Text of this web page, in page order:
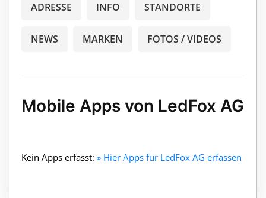
ADRESSE INFO STANDORTE
NEWS MARKEN FOTOS / VIDEOS
Mobile Apps von LedFox AG
Kein Apps erfasst: » Hier Apps für LedFox AG erfassen